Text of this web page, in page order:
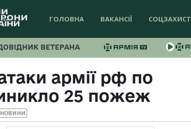
ГОЛОВНА ВАКАНСІЇ СОЦЗАХИСТ
ВЕТЕРАНА
армії рф по
25 пожеж
НОВИНИ